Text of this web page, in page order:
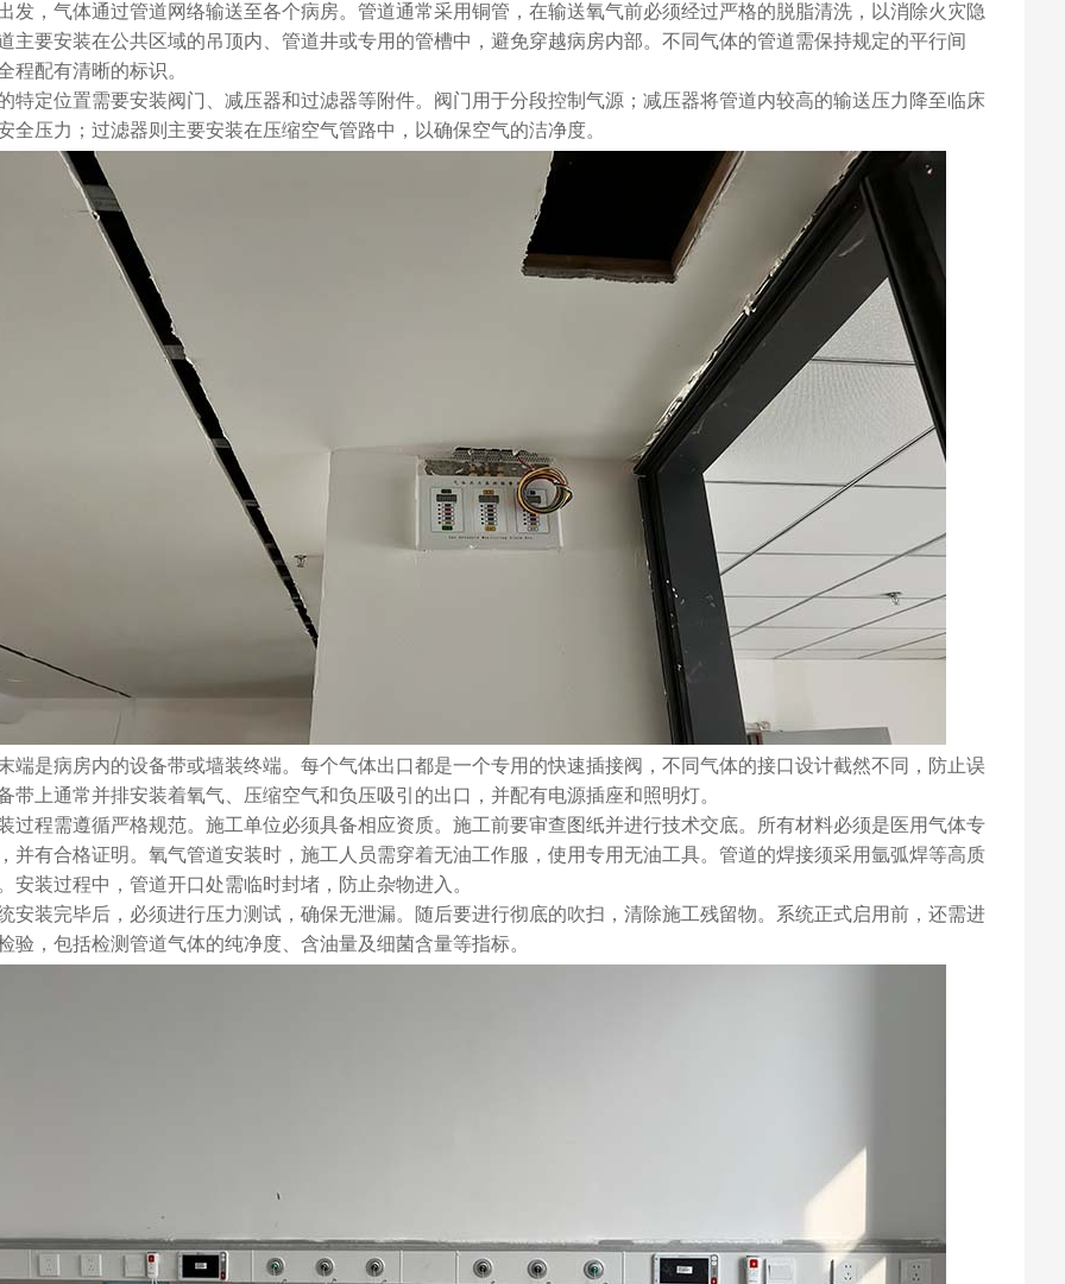
发，气体通过管道网络输送至各个病房。管道通常采用铜管，在输送氧气前必须经过严格的脱脂清洗，以消除火灾隐
主要安装在公共区域的吊顶内、管道井或专用的管槽中，避免穿越病房内部。不同气体的管道需保持规定的平行间
程配有清晰的标识。
特定位置需要安装阀门、减压器和过滤器等附件。阀门用于分段控制气源；减压器将管道内较高的输送压力降至临床
全压力；过滤器则主要安装在压缩空气管路中，以确保空气的洁净度。
端是病房内的设备带或墙装终端。每个气体出口都是一个专用的快速插接阀，不同气体的接口设计截然不同，防止误
带上通常并排安装着氧气、压缩空气和负压吸引的出口，并配有电源插座和照明灯。
过程需遵循严格规范。施工单位必须具备相应资质。施工前要审查图纸并进行技术交底。所有材料必须是医用气体专
并有合格证明。氧气管道安装时，施工人员需穿着无油工作服，使用专用无油工具。管道的焊接须采用氩弧焊等高质
安装过程中，管道开口处需临时封堵，防止杂物进入。
安装完毕后，必须进行压力测试，确保无泄漏。随后要进行彻底的吹扫，清除施工残留物。系统正式启用前，还需进
验，包括检测管道气体的纯净度、含油量及细菌含量等指标。
17日 2825
陕西西安红会医院医用气体
工程安装
2026年 1月 14日
2966
浙江省金华市人民医院中心
供氧系统设备安装
2026年 1月 14日